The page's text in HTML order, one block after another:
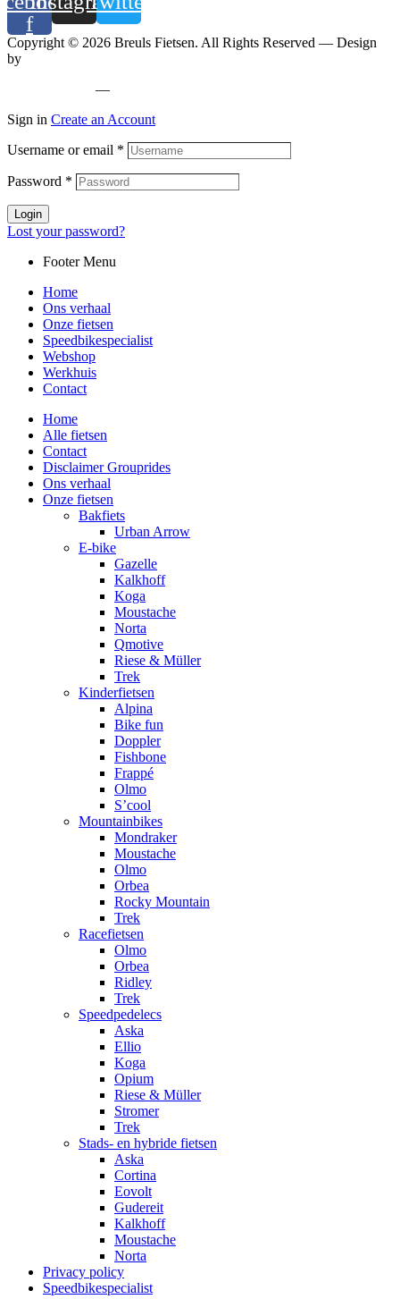
f
Copyright © 2026 Breuls Fietsen. All Rights Reserved — Design
by
—
Sign in Create an Account
Username or email *
Password *
Login
Lost your password?
Footer Menu
Home
Ons verhaal
Onze fietsen
Speedbikespecialist
Webshop
Werkhuis
Contact
Home
Alle fietsen
Contact
Disclaimer Grouprides
Ons verhaal
Onze fietsen
Bakfiets
Urban Arrow
E-bike
Gazelle
Kalkhoff
Koga
Moustache
Norta
Qmotive
Riese & Müller
Trek
Kinderfietsen
Alpina
Bike fun
Doppler
Fishbone
Frappé
Olmo
S’cool
Mountainbikes
Mondraker
Moustache
Olmo
Orbea
Rocky Mountain
Trek
Racefietsen
Olmo
Orbea
Ridley
Trek
Speedpedelecs
Aska
Ellio
Koga
Opium
Riese & Müller
Stromer
Trek
Stads- en hybride fietsen
Aska
Cortina
Eovolt
Gudereit
Kalkhoff
Moustache
Norta
Privacy policy
Speedbikespecialist